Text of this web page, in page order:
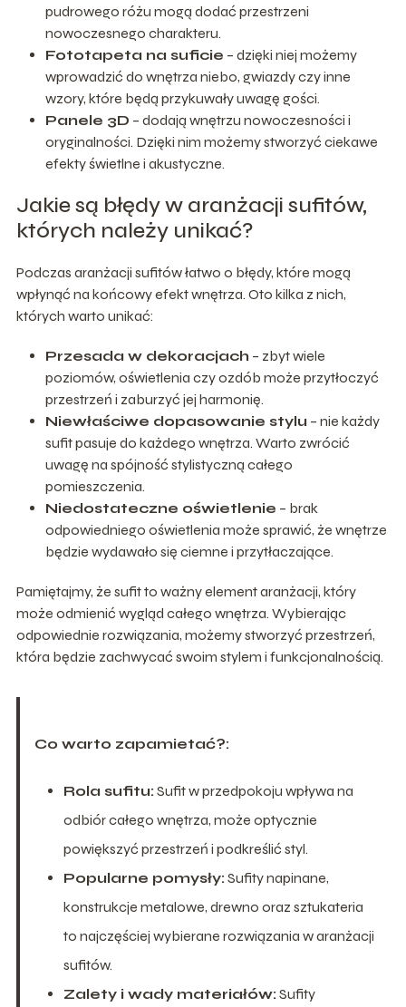
pudrowego różu mogą dodać przestrzeni
nowoczesnego charakteru.
Fototapeta na suficie – dzięki niej możemy
wprowadzić do wnętrza niebo, gwiazdy czy inne
wzory, które będą przykuwały uwagę gości.
Panele 3D – dodają wnętrzu nowoczesności i
oryginalności. Dzięki nim możemy stworzyć ciekawe
efekty świetlne i akustyczne.
Jakie są błędy w aranżacji sufitów,
których należy unikać?
Podczas aranżacji sufitów łatwo o błędy, które mogą
wpłynąć na końcowy efekt wnętrza. Oto kilka z nich,
których warto unikać:
Przesada w dekoracjach – zbyt wiele
poziomów, oświetlenia czy ozdób może przytłoczyć
przestrzeń i zaburzyć jej harmonię.
Niewłaściwe dopasowanie stylu – nie każdy
sufit pasuje do każdego wnętrza. Warto zwrócić
uwagę na spójność stylistyczną całego
pomieszczenia.
Niedostateczne oświetlenie – brak
odpowiedniego oświetlenia może sprawić, że wnętrze
będzie wydawało się ciemne i przytłaczające.
Pamiętajmy, że sufit to ważny element aranżacji, który
może odmienić wygląd całego wnętrza. Wybierając
odpowiednie rozwiązania, możemy stworzyć przestrzeń,
która będzie zachwycać swoim stylem i funkcjonalnością.
Co warto zapamietać?:
Rola sufitu: Sufit w przedpokoju wpływa na
odbiór całego wnętrza, może optycznie
powiększyć przestrzeń i podkreślić styl.
Popularne pomysły: Sufity napinane,
konstrukcje metalowe, drewno oraz sztukateria
to najczęściej wybierane rozwiązania w aranżacji
sufitów.
Zalety i wady materiałów: Sufity